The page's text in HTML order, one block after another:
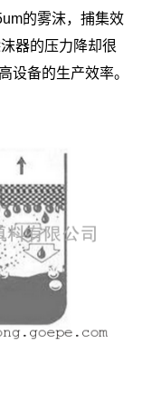
的雾沫，捕集效
器的压力降却很
设备的生产效率。